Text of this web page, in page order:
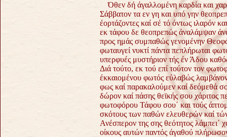
Όθεν δή άγαλλομένη καρδία και
Σάββατον τα εν γη και υπό γην
έορτάζοντες καί σέ τό όντως ιλαρόν
εκ τάφου δε θεοπρεπώς άναλάμψαν
προς ημάς συμπαθώς γενομένην
φωταυγεί νυκτί πάντα πεπλήρωται
υπερφυές μυστήριον τής έν Άδου
Διά τούτο, εκ τού επί τούτον τον
έκκαιομένου φωτός εύλαβώς
φως καί παρακαλούμεν καί δεόμεθά
δώρον καί πάσης θεϊκής σου χάριτος
φωτοφόρου Τάφου σου΄ και τούς
σκότους των παθών ελευθερών καί
Ανέσπερον της σης θεότητος λάμπει΄
οίκους αυτών παντός άγαθού